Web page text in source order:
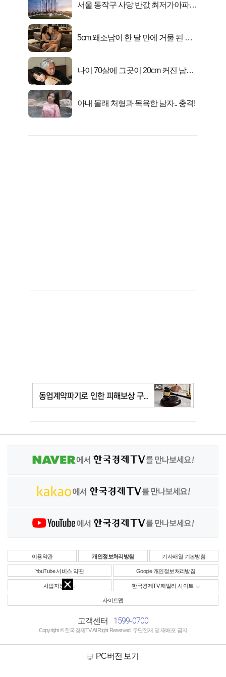
서울 동작구 사당 반값 최저가아파트
5cm 왜소남이 한 달 만에 거물 된 사
나이 70살에 그곳이 20cm 커진 남자..
아내 몰래 처형과 목욕한 남자.. 충격!
이용약관 개인정보처리방침 기사배열 기본방침
YouTube 서비스 약관 Google 개인정보처리방침
사업자정보 한국경제TV 패밀리 사이트
사이트맵
고객센터 1599-0700
Copyright © 한국경제TV All Right Reserved. 무단전재 및 재배포 금지
PC버전 보기